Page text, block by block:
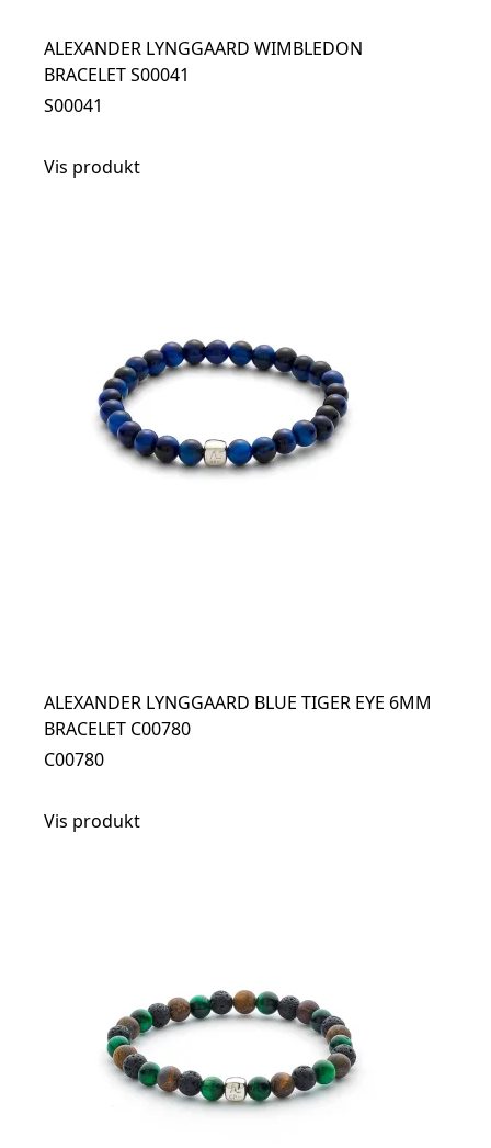
ALEXANDER LYNGGAARD WIMBLEDON
BRACELET S00041
S00041
Vis produkt
ALEXANDER LYNGGAARD BLUE TIGER EYE 6MM
BRACELET C00780
C00780
Vis produkt